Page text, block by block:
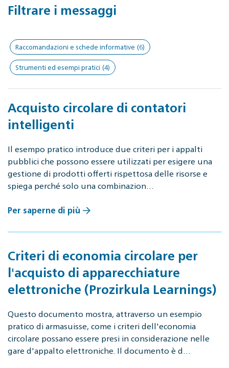
Filtrare i messaggi
Raccomandazioni e schede informative (6)
Strumenti ed esempi pratici (4)
Acquisto circolare di contatori
intelligenti
Il esempo pratico introduce due criteri per i appalti
pubblici che possono essere utilizzati per esigere una
gestione di prodotti offerti rispettosa delle risorse e
spiega perché solo una combinazion…
Per saperne di più
Criteri di economia circolare per
l'acquisto di apparecchiature
elettroniche (Prozirkula Learnings)
Questo documento mostra, attraverso un esempio
pratico di armasuisse, come i criteri dell'economia
circolare possano essere presi in considerazione nelle
gare d'appalto elettroniche. Il documento è d…